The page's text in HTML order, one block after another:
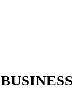
BUSINESS